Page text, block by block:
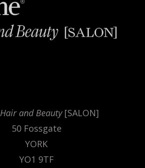
Hair and Beauty[SALON]
50 Fossgate
YORK
YO1 9TF